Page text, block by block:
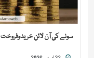
سونے کی آن لائن خریدوفروخت